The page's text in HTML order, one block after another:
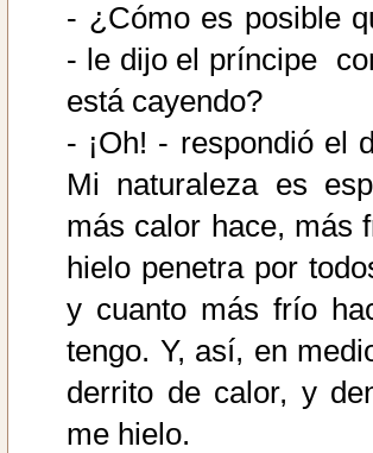
- ¿Cómo es posible
- le dijo el príncipe
está cayendo?
- ¡Oh! - respondió el
Mi naturaleza es
más calor hace, más
hielo penetra por
y cuanto más frío
tengo. Y, así, en
derrito de calor, y
me hielo.